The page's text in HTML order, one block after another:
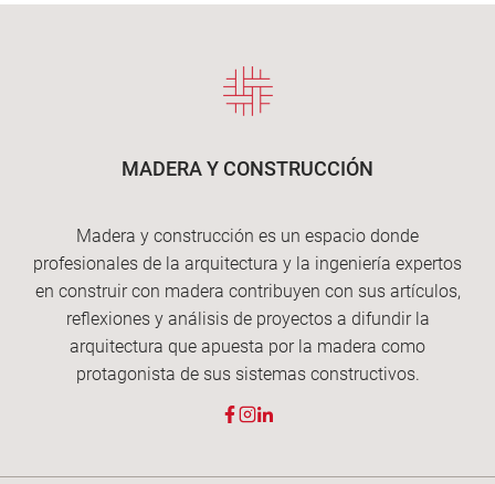
MADERA Y CONSTRUCCIÓN
Madera y construcción es un espacio donde
profesionales de la arquitectura y la ingeniería expertos
en construir con madera contribuyen con sus artículos,
reflexiones y análisis de proyectos a difundir la
arquitectura que apuesta por la madera como
protagonista de sus sistemas constructivos.